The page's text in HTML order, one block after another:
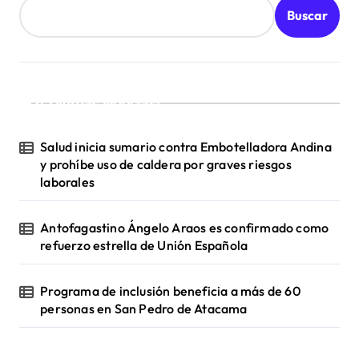
Buscar
¡Ultimas Noticias!
Salud inicia sumario contra Embotelladora Andina
y prohíbe uso de caldera por graves riesgos
laborales
Antofagastino Ángelo Araos es confirmado como
refuerzo estrella de Unión Española
Programa de inclusión beneficia a más de 60
personas en San Pedro de Atacama